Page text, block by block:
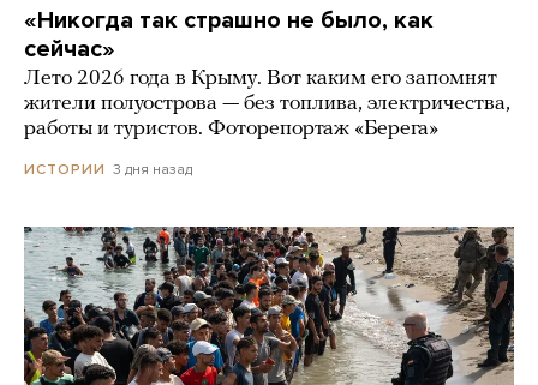
«Никогда так страшно не было, как
сейчас»
Лето 2026 года в Крыму. Вот каким его запомнят
жители полуострова — без топлива, электричества,
работы и туристов. Фоторепортаж «Берега»
ИСТОРИИ 3 дня назад